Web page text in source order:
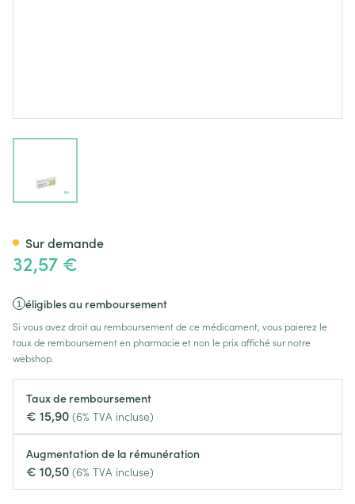
32,57 €
éligibles au remboursement
Si vous avez droit au remboursement de ce médicament, vous paierez le
taux de remboursement en pharmacie et non le prix affiché sur notre
webshop.
Taux de remboursement
€ 15,90 (6% TVA incluse)
Augmentation de la rémunération
€ 10,50 (6% TVA incluse)
Sur demande